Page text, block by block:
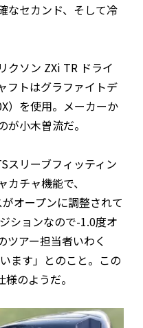
なセカンド、そして冷
クソン ZXi TR ドライ
フトはグラファイトデ
）を使用。メーカーか
が小木曽流だ。
スリーブフィッティン
チャ機能で、
オープンに調整されて
ションなので-1.0度オ
ツアー担当者いわく
ます」とのこと。この
のようだ。